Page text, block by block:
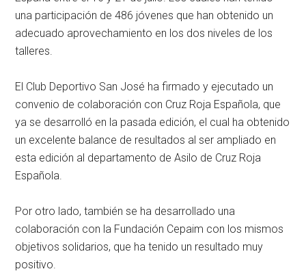
una participación de 486 jóvenes que han obtenido un
adecuado aprovechamiento en los dos niveles de los
talleres.
El Club Deportivo San José ha firmado y ejecutado un
convenio de colaboración con Cruz Roja Española, que
ya se desarrolló en la pasada edición, el cual ha obtenido
un excelente balance de resultados al ser ampliado en
esta edición al departamento de Asilo de Cruz Roja
Española.
Por otro lado, también se ha desarrollado una
colaboración con la Fundación Cepaim con los mismos
objetivos solidarios, que ha tenido un resultado muy
positivo.